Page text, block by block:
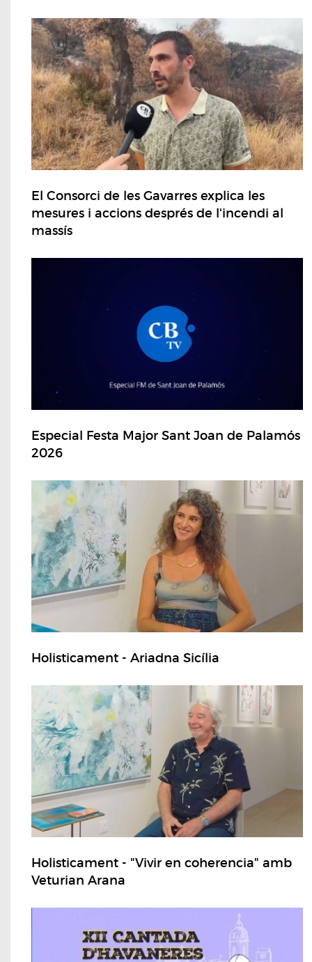
El Consorci de les Gavarres explica les
mesures i accions després de l'incendi al
massís
Especial Festa Major Sant Joan de Palamós
2026
Holisticament - Ariadna Sicília
Holisticament - "Vivir en coherencia" amb
Veturian Arana